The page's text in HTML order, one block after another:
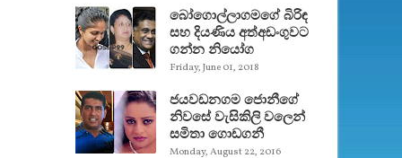
බෝගොල්ලාගමගේ බිරිඳ
සහ දියණිය අත්අඩංගුවට
ගන්න නියෝග
Friday, June 01, 2018
ජයවඩනගම ජොනීගේ
නිවසේ වැසිකිලි වලෙන්
සමිතා ගොඩගනී
Monday, August 22, 2016